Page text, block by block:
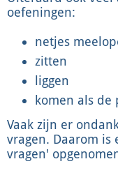
oefeningen:
netjes
zitten
liggen
komen als
Vaak zijn er
vragen. Daarom is
vragen'